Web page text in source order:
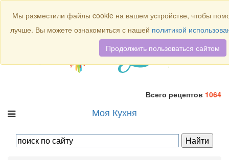
Всего рецептов 1064
Моя Кухня
Мы разместили файлы cookie на вашем устройстве, чтобы
лучше. Вы можете ознакомиться с нашей политикой
Продолжить пользоваться сайтом